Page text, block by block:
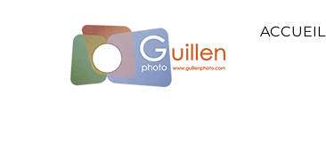
ACCUEIL